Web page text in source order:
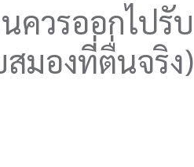
ควรออกไปรับ
มองที่ตื่นจริง)